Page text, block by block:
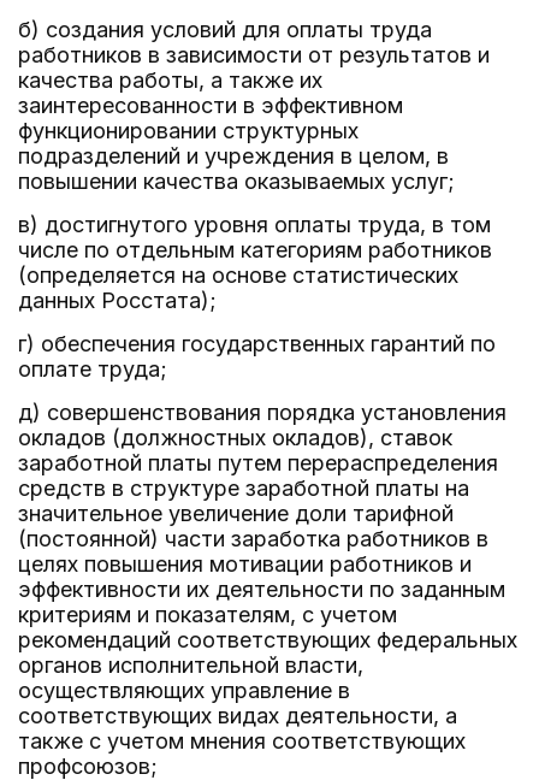
б) создания условий для оплаты труда
работников в зависимости от результатов и
качества работы, а также их
заинтересованности в эффективном
функционировании структурных
подразделений и учреждения в целом, в
повышении качества оказываемых услуг;
в) достигнутого уровня оплаты труда, в том
числе по отдельным категориям работников
(определяется на основе статистических
данных Росстата);
г) обеспечения государственных гарантий по
оплате труда;
д) совершенствования порядка установления
окладов (должностных окладов), ставок
заработной платы путем перераспределения
средств в структуре заработной платы на
значительное увеличение доли тарифной
(постоянной) части заработка работников в
целях повышения мотивации работников и
эффективности их деятельности по заданным
критериям и показателям, с учетом
рекомендаций соответствующих федеральных
органов исполнительной власти,
осуществляющих управление в
соответствующих видах деятельности, а
также с учетом мнения соответствующих
профсоюзов;